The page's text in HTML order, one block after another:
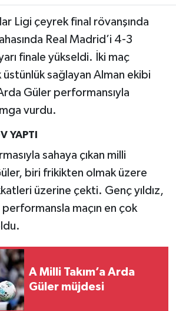
Ligi çeyrek final rövanşında
Real Madrid’i 4-3
finale yükseldi. İki maç
sağlayan Alman ekibi
Güler performansıyla
vurdu.
YAPTI
sahaya çıkan milli
biri frikikten olmak üzere
üzerine çekti. Genç yıldız,
maçın en çok
A Milli Takım’a Arda
Güler müjdesi